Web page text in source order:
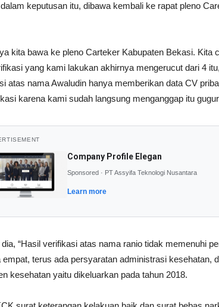
keputusan itu, dibawa kembali ke rapat pleno
kita bawa ke pleno Carteker Kabupaten Bekasi. Kita
yang kami lakukan akhirnya mengerucut dari 4
atas nama Awaludin hanya memberikan data CV
karena kami sudah langsung menganggap itu
Company Profile Elegan
Sponsored · PT Assyifa Teknologi Nusantara
Learn more
dia, “Hasil verifikasi atas nama ranio tidak memenuhi
empat, terus ada persyaratan administrasi kesehatan,
kesehatan yaitu dikeluarkan pada tahun 2018.